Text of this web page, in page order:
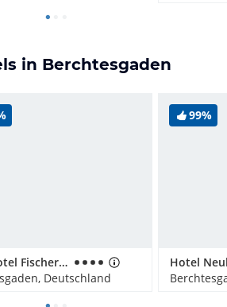
in Berchtesgaden
Alpenhotel Fischer Adults Only
Deutschland
99%